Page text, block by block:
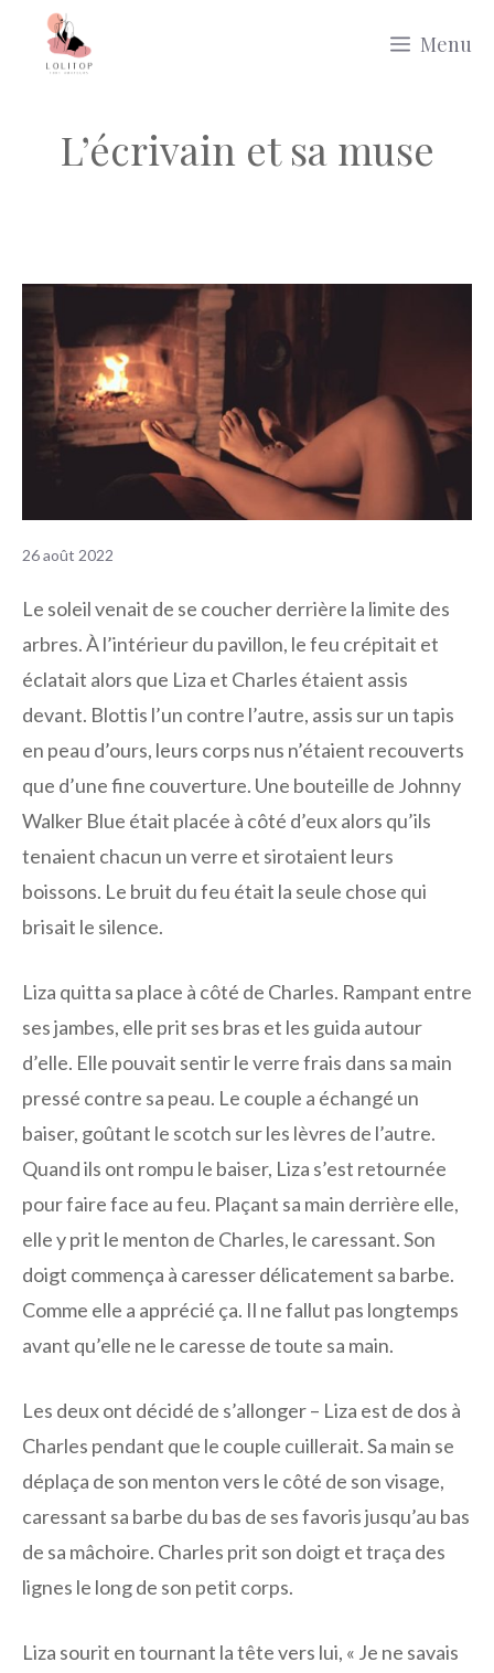
Menu
L’écrivain et sa muse
26 août 2022
Le soleil venait de se coucher derrière la limite des
arbres. À l’intérieur du pavillon, le feu crépitait et
éclatait alors que Liza et Charles étaient assis
devant. Blottis l’un contre l’autre, assis sur un tapis
en peau d’ours, leurs corps nus n’étaient recouverts
que d’une fine couverture. Une bouteille de Johnny
Walker Blue était placée à côté d’eux alors qu’ils
tenaient chacun un verre et sirotaient leurs
boissons. Le bruit du feu était la seule chose qui
brisait le silence.
Liza quitta sa place à côté de Charles. Rampant entre
ses jambes, elle prit ses bras et les guida autour
d’elle. Elle pouvait sentir le verre frais dans sa main
pressé contre sa peau. Le couple a échangé un
baiser, goûtant le scotch sur les lèvres de l’autre.
Quand ils ont rompu le baiser, Liza s’est retournée
pour faire face au feu. Plaçant sa main derrière elle,
elle y prit le menton de Charles, le caressant. Son
doigt commença à caresser délicatement sa barbe.
Comme elle a apprécié ça. Il ne fallut pas longtemps
avant qu’elle ne le caresse de toute sa main.
Les deux ont décidé de s’allonger – Liza est de dos à
Charles pendant que le couple cuillerait. Sa main se
déplaça de son menton vers le côté de son visage,
caressant sa barbe du bas de ses favoris jusqu’au bas
de sa mâchoire. Charles prit son doigt et traça des
lignes le long de son petit corps.
Liza sourit en tournant la tête vers lui, « Je ne savais